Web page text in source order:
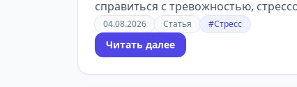
справиться с тревожностью,
04.08.2026 Статья #Стресс
Читать далее